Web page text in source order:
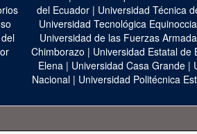
del Ecuador| Universidad Técnica
Universidad Tecnológica
Universidad de las Fuerzas
Chimborazo | Universidad Estatal de
Elena | Universidad Casa Grande |
Nacional | Universidad Politécnica